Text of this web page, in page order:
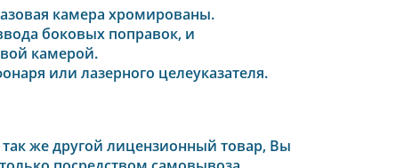
камера хромированы.
боковых поправок, и
камерой.
или лазерного целеуказателя.
так же другой лицензионный товар, Вы